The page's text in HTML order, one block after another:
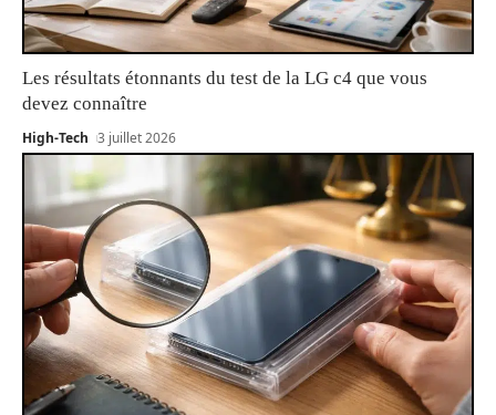
Les résultats étonnants du test de la LG c4 que vous
devez connaître
High-Tech 3 juillet 2026